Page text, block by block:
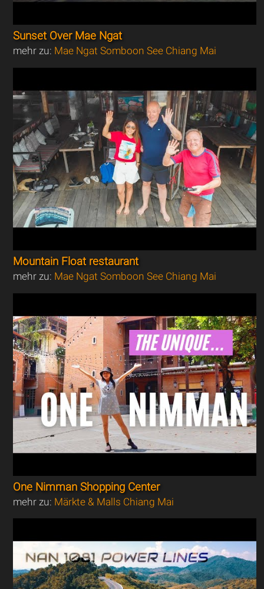
Sunset Over Mae Ngat
mehr zu: Mae Ngat Somboon See Chiang Mai
Mountain Float restaurant
mehr zu: Mae Ngat Somboon See Chiang Mai
One Nimman Shopping Center
mehr zu: Märkte & Malls Chiang Mai